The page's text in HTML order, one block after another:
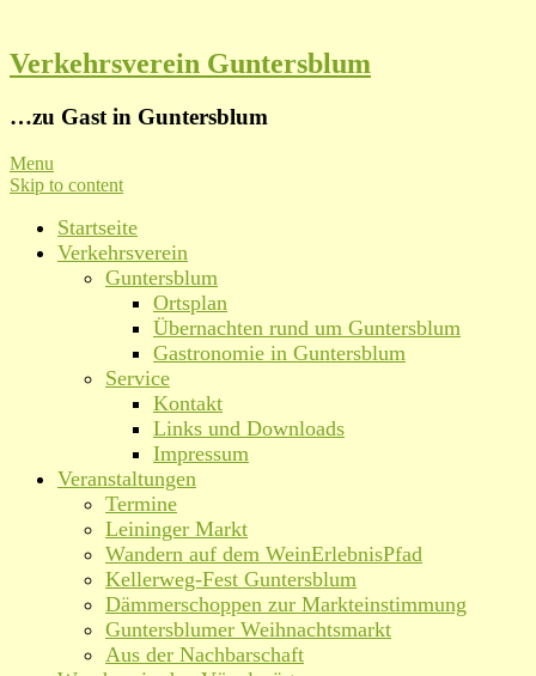
Verkehrsverein Guntersblum
…zu Gast in Guntersblum
Menu
Skip to content
Startseite
Verkehrsverein
Guntersblum
Ortsplan
Übernachten rund um Guntersblum
Gastronomie in Guntersblum
Service
Kontakt
Links und Downloads
Impressum
Veranstaltungen
Termine
Leininger Markt
Wandern auf dem WeinErlebnisPfad
Kellerweg-Fest Guntersblum
Dämmerschoppen zur Markteinstimmung
Guntersblumer Weihnachtsmarkt
Aus der Nachbarschaft